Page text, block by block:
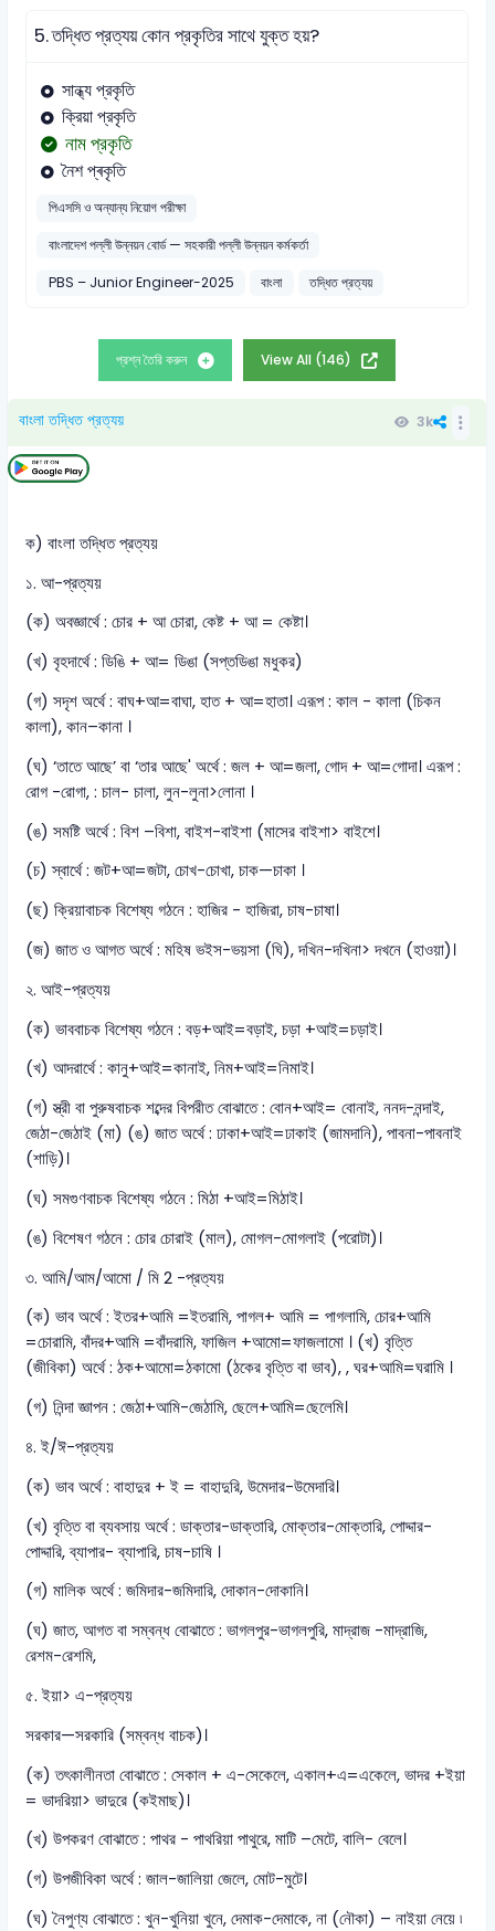
5.তদ্ধিত প্রত্যয় কোন প্রকৃতির সাথে যুক্ত হয়?
সান্ধ্য প্রকৃতি
ক্রিয়া প্রকৃতি
নাম প্রকৃতি
নৈশ প্ৰকৃতি
পিএসসি ও অন্যান্য নিয়োগ পরীক্ষা
বাংলাদেশ পল্লী উন্নয়ন বোর্ড — সহকারী পল্লী উন্নয়ন কর্মকর্তা
PBS – Junior Engineer-2025
বাংলা তদ্ধিত প্রত্যয়
প্রশ্ন তৈরি করুন View All (146)
বাংলা তদ্ধিত প্রত্যয় 3k
ক) বাংলা তদ্ধিত প্রত্যয়
১. আ-প্রত্যয়
(ক) অবজ্ঞার্থে : চোর + আ চোরা, কেষ্ট + আ = কেষ্টা।
(খ) বৃহদার্থে : ডিঙি + আ= ডিঙা (সপ্তডিঙা মধুকর)
(গ) সদৃশ অর্থে : বাঘ+আ=বাঘা, হাত + আ=হাতা। এরূপ : কাল - কালা (চিকন
কালা), কান–কানা ।
(ঘ) ‘তাতে আছে’ বা ‘তার আছে' অর্থে : জল + আ=জলা, গোদ + আ=গোদা। এরূপ :
রোগ -রোগা, : চাল- চালা, লুন-লুনা>লোনা ।
(ঙ) সমষ্টি অর্থে : বিশ –বিশা, বাইশ-বাইশা (মাসের বাইশা> বাইশে।
(চ) স্বার্থে : জট+আ=জটা, চোখ-চোখা, চাক—চাকা ।
(ছ) ক্রিয়াবাচক বিশেষ্য গঠনে : হাজির - হাজিরা, চাষ-চাষা।
(জ) জাত ও আগত অর্থে : মহিষ ভইস-ভয়সা (ঘি), দখিন-দখিনা> দখনে (হাওয়া)।
২. আই-প্রত্যয়
(ক) ভাববাচক বিশেষ্য গঠনে : বড়+আই=বড়াই, চড়া +আই=চড়াই।
(খ) আদরার্থে : কানু+আই=কানাই, নিম+আই=নিমাই।
(গ) স্ত্রী বা পুরুষবাচক শব্দের বিপরীত বোঝাতে : বোন+আই= বোনাই, ননদ-নন্দাই,
জেঠা-জেঠাই (মা) (ঙ) জাত অর্থে : ঢাকা+আই=ঢাকাই (জামদানি), পাবনা-পাবনাই
(শাড়ি)।
(ঘ) সমগুণবাচক বিশেষ্য গঠনে : মিঠা +আই=মিঠাই।
(ঙ) বিশেষণ গঠনে : চোর চোরাই (মাল), মোগল-মোগলাই (পরোটা)।
৩. আমি/আম/আমো / মি 2 -প্রত্যয়
(ক) ভাব অর্থে : ইতর+আমি =ইতরামি, পাগল+ আমি = পাগলামি, চোর+আমি
=চোরামি, বাঁদর+আমি =বাঁদরামি, ফাজিল +আমো=ফাজলামো । (খ) বৃত্তি
(জীবিকা) অর্থে : ঠক+আমো=ঠকামো (ঠকের বৃত্তি বা ভাব), , ঘর+আমি=ঘরামি ।
(গ) নিন্দা জ্ঞাপন : জেঠা+আমি-জেঠামি, ছেলে+আমি=ছেলেমি।
৪. ই/ঈ-প্রত্যয়
(ক) ভাব অর্থে : বাহাদুর + ই = বাহাদুরি, উমেদার-উমেদারি।
(খ) বৃত্তি বা ব্যবসায় অর্থে : ডাক্তার-ডাক্তারি, মোক্তার-মোক্তারি, পোদ্দার-
পোদ্দারি, ব্যাপার- ব্যাপারি, চাষ-চাষি ।
(গ) মালিক অর্থে : জমিদার-জমিদারি, দোকান-দোকানি।
(ঘ) জাত, আগত বা সম্বন্ধ বোঝাতে : ভাগলপুর-ভাগলপুরি, মাদ্রাজ -মাদ্রাজি,
রেশম-রেশমি,
৫. ইয়া> এ-প্রত্যয়
সরকার—সরকারি (সম্বন্ধ বাচক)।
(ক) তৎকালীনতা বোঝাতে : সেকাল + এ-সেকেলে, একাল+এ=একেলে, ভাদর +ইয়া
= ভাদরিয়া> ভাদুরে (কইমাছ)।
(খ) উপকরণ বোঝাতে : পাথর - পাথরিয়া পাথুরে, মাটি –মেটে, বালি- বেলে।
(গ) উপজীবিকা অর্থে : জাল-জালিয়া জেলে, মোট-মুটে।
(ঘ) নৈপুণ্য বোঝাতে : খুন-খুনিয়া খুনে, দেমাক-দেমাকে, না (নৌকা) – নাইয়া নেয়ে ৷